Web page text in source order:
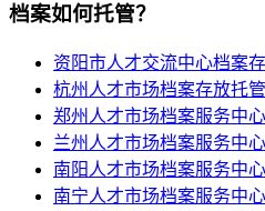
档案如何托管？
资阳市人才交流中心档案
杭州人才市场档案存放托
郑州人才市场档案服务中
兰州人才市场档案服务中
南阳人才市场档案服务中
南宁人才市场档案服务中